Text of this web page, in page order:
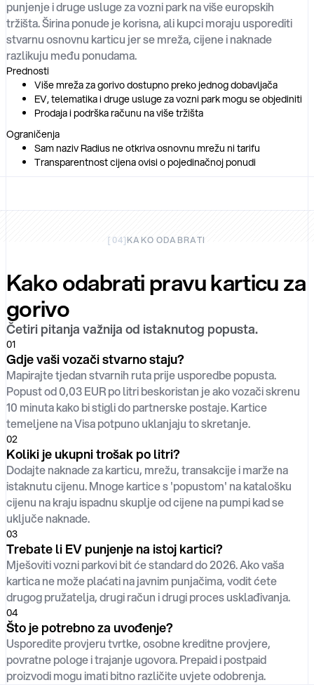
punjenje i druge usluge za vozni park na više europskih
tržišta. Širina ponude je korisna, ali kupci moraju usporediti
stvarnu osnovnu karticu jer se mreža, cijene i naknade
razlikuju među ponudama.
Prednosti
Više mreža za gorivo dostupno preko jednog dobavljača
EV, telematika i druge usluge za vozni park mogu se objediniti
Prodaja i podrška računu na više tržišta
Ograničenja
Sam naziv Radius ne otkriva osnovnu mrežu ni tarifu
Transparentnost cijena ovisi o pojedinačnoj ponudi
[ 04]KAKO ODABRATI
Kako odabrati pravu karticu za
gorivo
Četiri pitanja važnija od istaknutog popusta.
01
Gdje vaši vozači stvarno staju?
Mapirajte tjedan stvarnih ruta prije usporedbe popusta.
Popust od 0,03 EUR po litri beskoristan je ako vozači skrenu
10 minuta kako bi stigli do partnerske postaje. Kartice
temeljene na Visa potpuno uklanjaju to skretanje.
02
Koliki je ukupni trošak po litri?
Dodajte naknade za karticu, mrežu, transakcije i marže na
istaknutu cijenu. Mnoge kartice s 'popustom' na katalošku
cijenu na kraju ispadnu skuplje od cijene na pumpi kad se
uključe naknade.
03
Trebate li EV punjenje na istoj kartici?
Mješoviti vozni parkovi bit će standard do 2026. Ako vaša
kartica ne može plaćati na javnim punjačima, vodit ćete
drugog pružatelja, drugi račun i drugi proces usklađivanja.
04
Što je potrebno za uvođenje?
Usporedite provjeru tvrtke, osobne kreditne provjere,
povratne pologe i trajanje ugovora. Prepaid i postpaid
proizvodi mogu imati bitno različite uvjete odobrenja.